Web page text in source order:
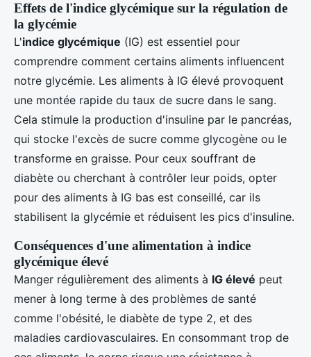
Effets de l'indice glycémique sur la régulation de
la glycémie
L'indice glycémique (IG) est essentiel pour
comprendre comment certains aliments influencent
notre glycémie. Les aliments à IG élevé provoquent
une montée rapide du taux de sucre dans le sang.
Cela stimule la production d'insuline par le pancréas,
qui stocke l'excès de sucre comme glycogène ou le
transforme en graisse. Pour ceux souffrant de
diabète ou cherchant à contrôler leur poids, opter
pour des aliments à IG bas est conseillé, car ils
stabilisent la glycémie et réduisent les pics d'insuline.
Conséquences d'une alimentation à indice
glycémique élevé
Manger régulièrement des aliments à IG élevé peut
mener à long terme à des problèmes de santé
comme l'obésité, le diabète de type 2, et des
maladies cardiovasculaires. En consommant trop de